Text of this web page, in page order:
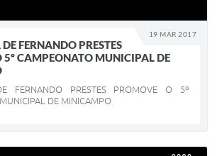
19 MAR 2017
FERNANDO PRESTES
5º CAMPEONATO MUNICIPAL DE
FERNANDO PRESTES PROMOVE O 5º
DE MINICAMPO